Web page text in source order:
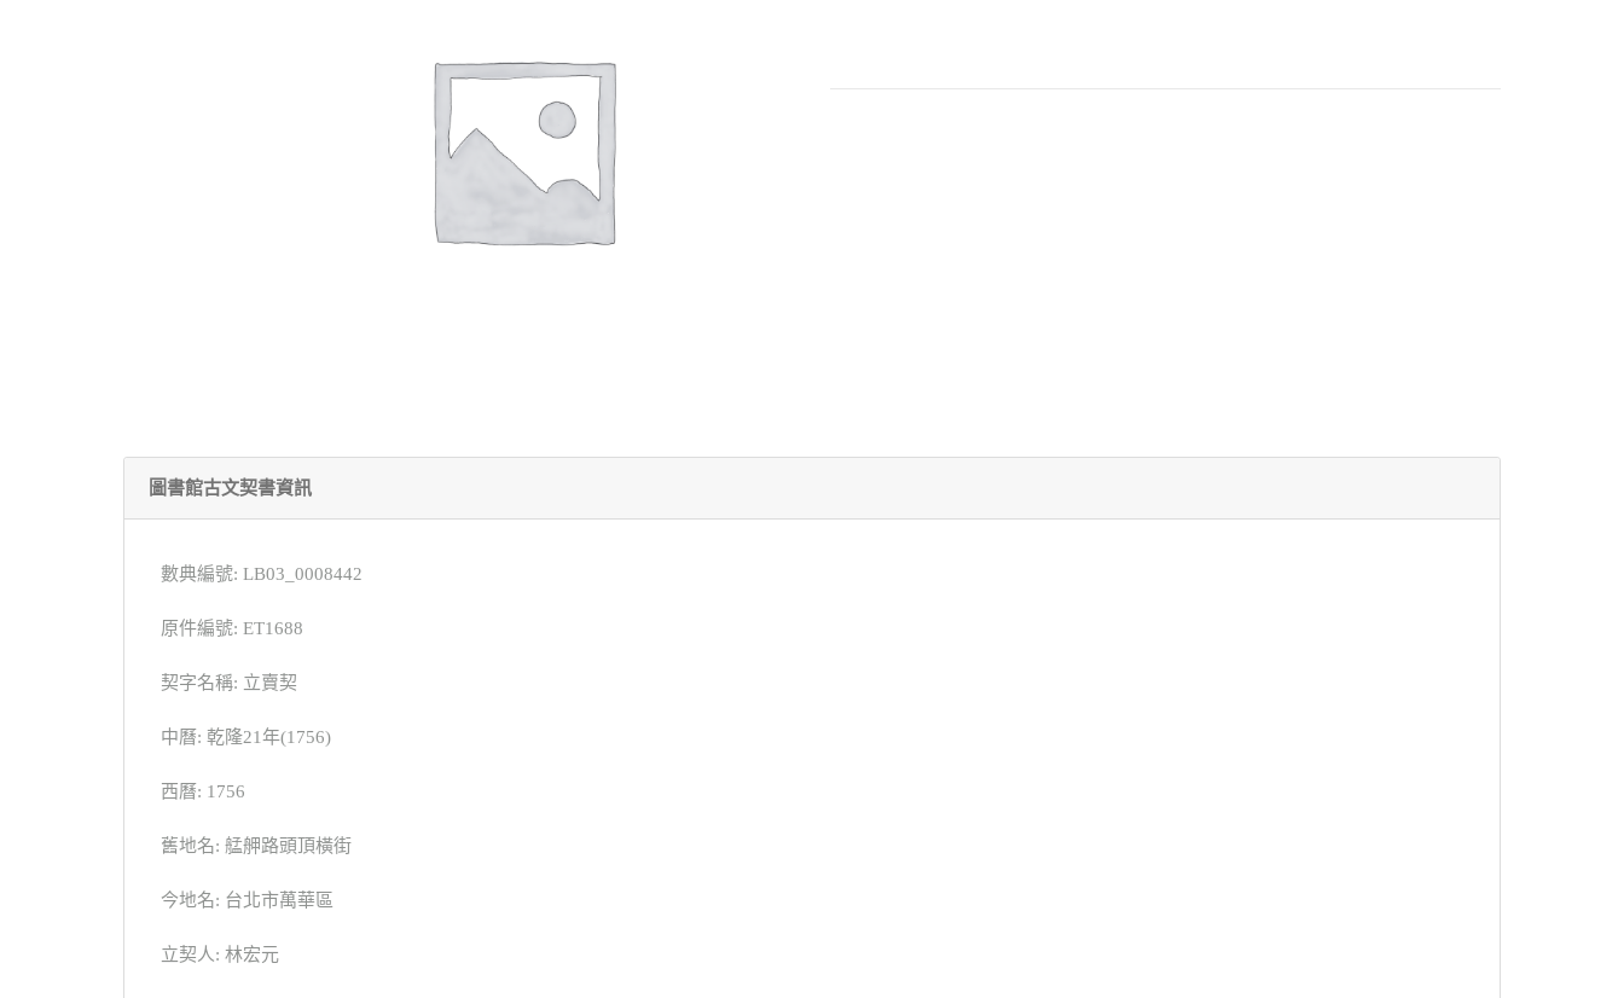
圖書館古文契書資訊
數典編號: LB03_0008442
原件編號: ET1688
契字名稱: 立賣契
中曆: 乾隆21年(1756)
西曆: 1756
舊地名: 艋舺路頭頂橫街
今地名: 台北市萬華區
立契人: 林宏元